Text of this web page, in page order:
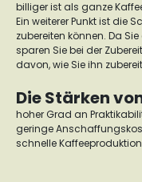
billiger ist als ganze
Ein weiterer Punkt ist die
zubereiten können. Da
sparen Sie bei der
davon, wie Sie ihn
Die Stärken
hoher Grad an
geringe
schnelle Kaffeeproduktion